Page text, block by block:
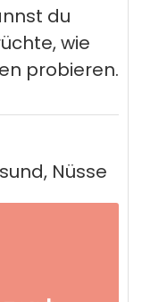
du
wie
probieren.
Nüsse